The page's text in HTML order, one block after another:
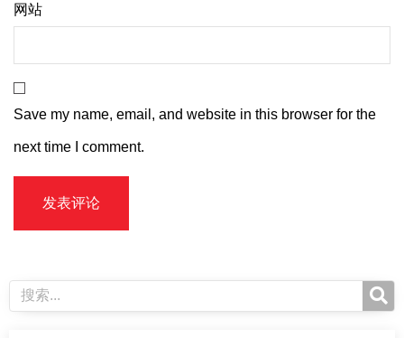
网站
Save my name, email, and website in this browser for the
next time I comment.